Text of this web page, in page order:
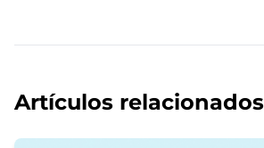
Artículos relacionados